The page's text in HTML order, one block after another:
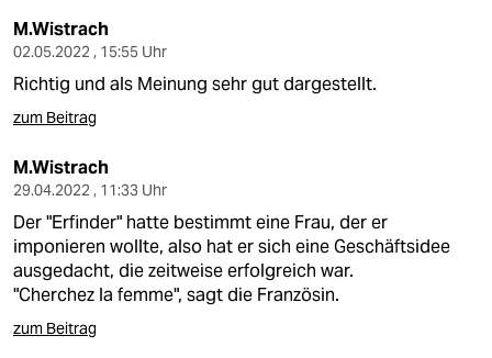
M.Wistrach
02.05.2022 , 15:55 Uhr
Richtig und als Meinung sehr gut dargestellt.
zum Beitrag
M.Wistrach
29.04.2022 , 11:33 Uhr
Der "Erfinder" hatte bestimmt eine Frau, der er
imponieren wollte, also hat er sich eine Geschäftsidee
ausgedacht, die zeitweise erfolgreich war.
"Cherchez la femme", sagt die Französin.
zum Beitrag